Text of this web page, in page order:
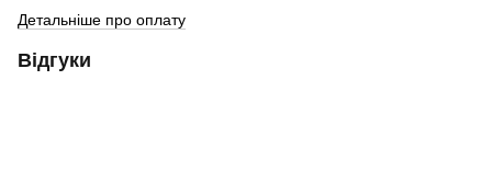
Детальніше про оплату
Відгуки